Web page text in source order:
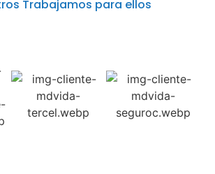
Trabajamos para ellos